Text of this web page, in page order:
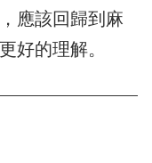
應該回歸到麻
好的理解。